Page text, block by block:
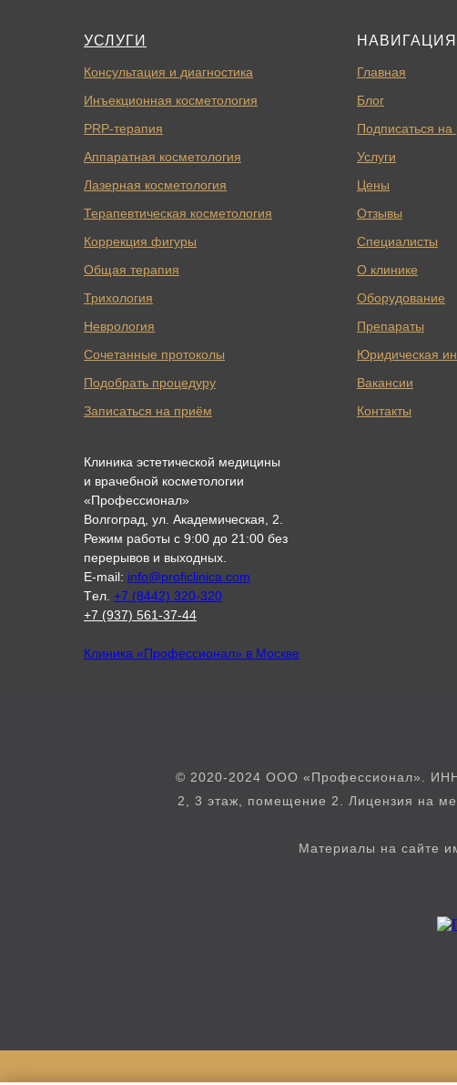
УСЛУГИ
Консультация и диагностика
Инъекционная косметология
PRP-терапия
Аппаратная косметология
Лазерная косметология
Терапевтическая косметология
Коррекция фигуры
Общая терапия
Трихология
Неврология
Сочетанные протоколы
Подобрать процедуру
Записаться на приём
Главная
Блог
Подписаться на
Услуги
Цены
Отзывы
Специалисты
О клинике
Оборудование
Препараты
Юридическая
Вакансии
Контакты
Клиника эстетической медицины
и врачебной косметологии
«Профессионал»
Волгоград, ул. Академическая, 2.
Режим работы с 9:00 до 21:00 без
перерывов и выходных.
E-mail: info@proficlinica.com
Tел. +7 (8442) 320-320
+7 (937) 561-37-44
Клиника «Профессионал» в Москве
© 2020-2024 ООО «Профессионал». ИНН
2, 3 этаж, помещение 2. Лицензия на
Материалы на сайте